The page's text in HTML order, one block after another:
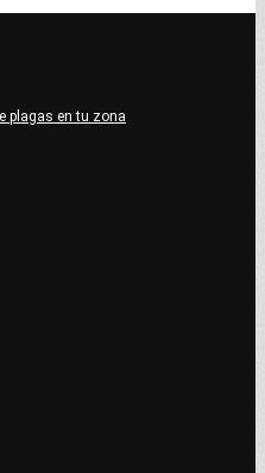
plagas en tu zona